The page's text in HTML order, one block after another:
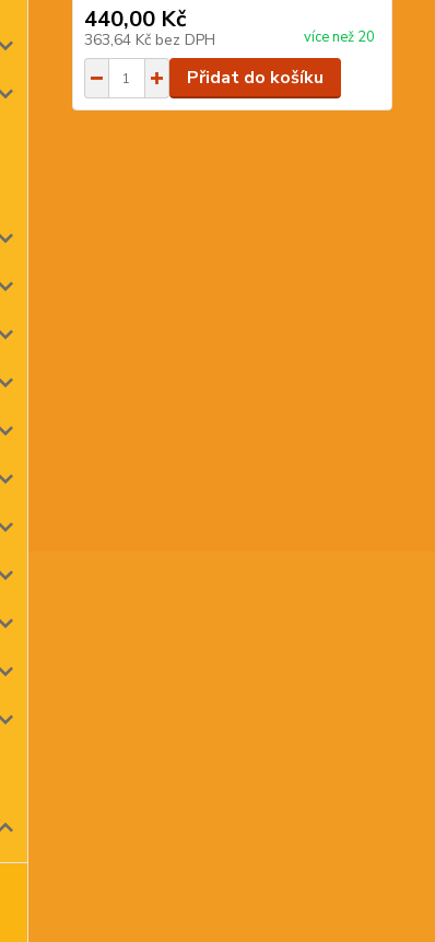
440,00 Kč
363,64 Kč bez DPH více než 20
Přidat do košíku